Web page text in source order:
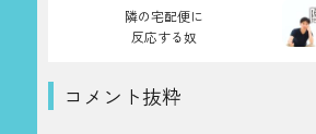
隣の宅配便に
反応する奴
コメント抜粋